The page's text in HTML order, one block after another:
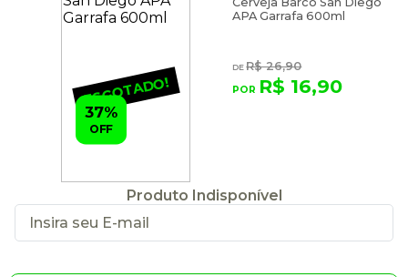
ESGOTADO!
APA Garrafa 600ml
R$ 26,90
R$ 16,90
37%
OFF
Produto Indisponível